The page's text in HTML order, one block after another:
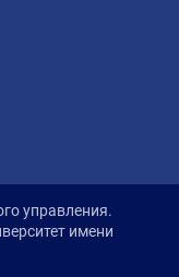
управления.
имени